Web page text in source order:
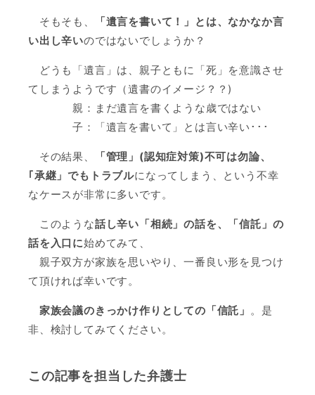
そもそも、
「遺言を書いて！」とは、なかなか言
い出し辛いのではないでしょうか？
どうも「遺言」は、親子ともに「死」を意識させ
てしまうようです（遺書のイメージ？？)
親：まだ遺言を書くような歳ではない
子：「遺言を書いて」とは言い辛い･･･
その結果、
「管理」(認知症対策)不可は勿論、
｢承継」でもトラブルになってしまう、という不幸
なケースが非常に多いです。
このような話し辛い「相続」の話を、「信託」の
話を入口に始めてみて、
親子双方が家族を思いやり、一番良い形を見つけ
て頂ければ幸いです。
家族会議のきっかけ作りとしての「信託」 。是
非、検討してみてください。
この記事を担当した弁護士